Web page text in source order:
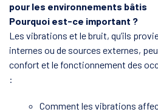
pour les environnements bâtis
Pourquoi est-ce important ?
Les vibrations et le bruit, qu’ils
internes ou de sources externes,
confort et le fonctionnement des
:
Comment les vibrations